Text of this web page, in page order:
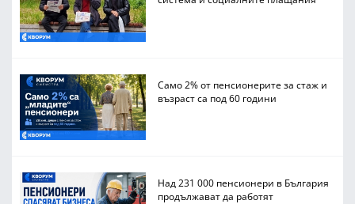
Само 2% от пенсионерите за стаж и
възраст са под 60 години
Над 231 000 пенсионери в България
продължават да работят